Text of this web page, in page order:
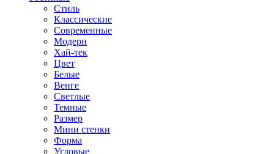
Стиль
Классические
Современные
Модерн
Хай-тек
Цвет
Белые
Венге
Светлые
Темные
Размер
Мини стенки
Форма
Угловые